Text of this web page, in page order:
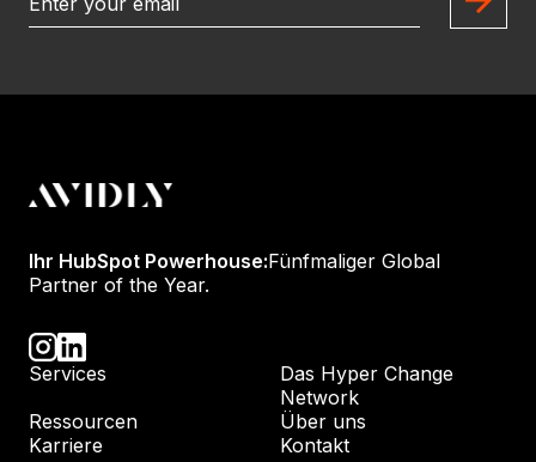
Ihr HubSpot Powerhouse:Fünfmaliger Global
Partner of the Year.
Services
Das Hyper Change
Network
Ressourcen
Über uns
Karriere
Kontakt